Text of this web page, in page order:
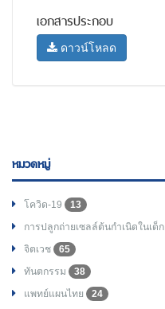
เอกสารประกอบ
ดาวน์โหลด
หมวดหมู่
โควิด-19
13
การปลูกถ่ายเซลล์ต้นกำเนิดในเด็ก
จิตเวช
65
ทันตกรรม
38
แพทย์แผนไทย
24